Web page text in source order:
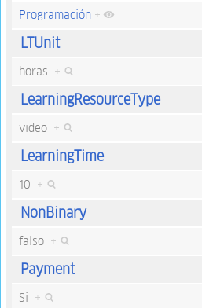
Programación +
LTUnit
horas +
LearningResourceType
video +
LearningTime
10 +
NonBinary
falso +
Payment
Si +